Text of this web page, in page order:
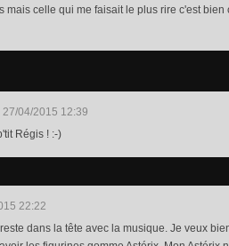
mais celle qui me faisait le plus rire c'est bien
27/04/2015 12:39
Régis ! :-)
22:22
dans la tête avec la musique. Je veux